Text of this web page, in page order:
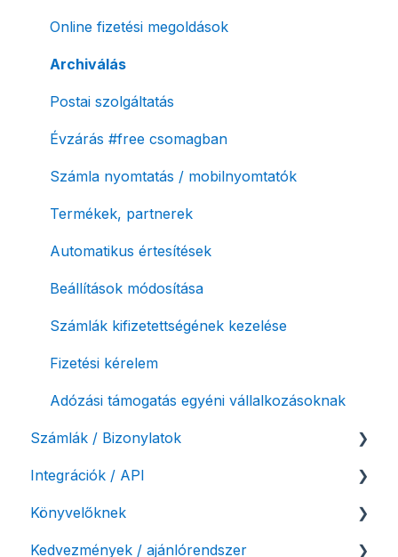
Online fizetési megoldások
Archiválás
Postai szolgáltatás
Évzárás #free csomagban
Számla nyomtatás / mobilnyomtatók
Termékek, partnerek
Automatikus értesítések
Beállítások módosítása
Számlák kifizetettségének kezelése
Fizetési kérelem
Adózási támogatás egyéni vállalkozásoknak
Számlák / Bizonylatok
Sztornó-, és helyesbítő számla
Díjbekérő, szállítólevél
Előlegszámla, végszámla
Integrációk / API
API interfész, Számla Agent
Webshop pluginok
Könyvelőknek
Listák / adatexport
Kedvezmények / ajánlórendszer